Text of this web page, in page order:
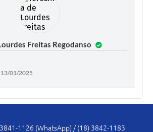
Freitas Regodanso
13/01/2025
1126 (WhatsApp) / (18) 3842-1183